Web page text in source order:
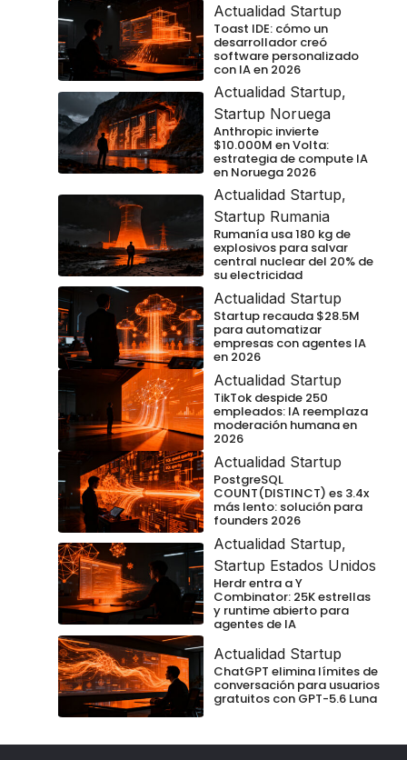
Actualidad Startup
Toast IDE: cómo un
desarrollador creó
software personalizado
con IA en 2026
Actualidad Startup,
Startup Noruega
Anthropic invierte
$10.000M en Volta:
estrategia de compute IA
en Noruega 2026
Actualidad Startup,
Startup Rumania
Rumanía usa 180 kg de
explosivos para salvar
central nuclear del 20% de
su electricidad
Actualidad Startup
Startup recauda $28.5M
para automatizar
empresas con agentes IA
en 2026
Actualidad Startup
TikTok despide 250
empleados: IA reemplaza
moderación humana en
2026
Actualidad Startup
PostgreSQL
COUNT(DISTINCT) es 3.4x
más lento: solución para
founders 2026
Actualidad Startup,
Startup Estados Unidos
Herdr entra a Y
Combinator: 25K estrellas
y runtime abierto para
agentes de IA
Actualidad Startup
ChatGPT elimina límites de
conversación para usuarios
gratuitos con GPT-5.6 Luna